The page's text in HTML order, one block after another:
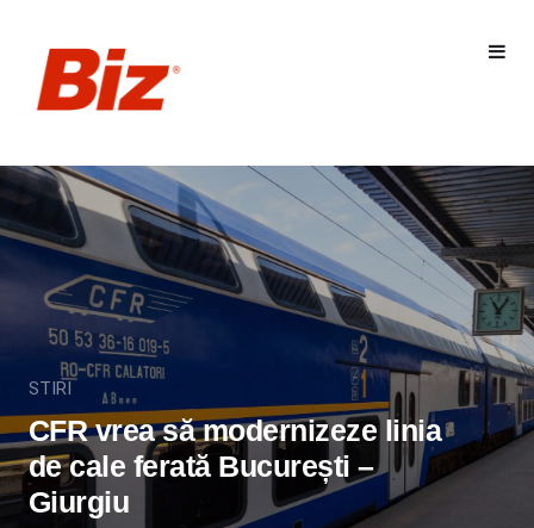
STIRI
CFR vrea să modernizeze linia
de cale ferată București –
Giurgiu